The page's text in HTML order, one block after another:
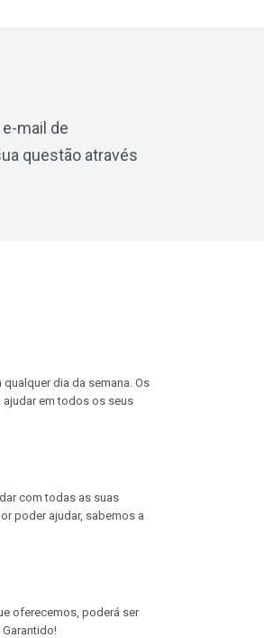
mail de
questão através
dia da semana. Os
em todos os seus
com todas as suas
poder ajudar, sabemos a
oferecemos, poderá ser